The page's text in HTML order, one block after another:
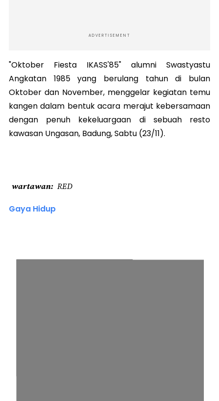
ADVERTISEMENT
"Oktober Fiesta IKASS'85" alumni Swastyastu
Angkatan 1985 yang berulang tahun di bulan
Oktober dan November, menggelar kegiatan temu
kangen dalam bentuk acara merajut kebersamaan
dengan penuh kekeluargaan di sebuah resto
kawasan Ungasan, Badung, Sabtu (23/11).
wartawan RED
Gaya Hidup